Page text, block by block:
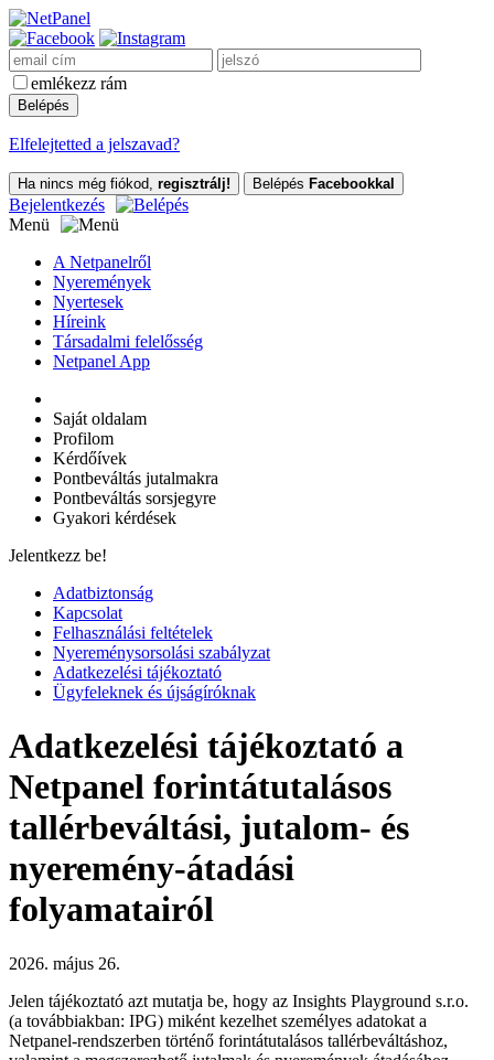
emlékezz rám
Elfelejtetted a jelszavad?
Ha nincs még fiókod, regisztrálj! Belépés Facebookkal
Bejelentkezés
Menü
A Netpanelről
Nyeremények
Nyertesek
Híreink
Társadalmi felelősség
Netpanel App
Saját oldalam
Profilom
Kérdőívek
Pontbeváltás jutalmakra
Pontbeváltás sorsjegyre
Gyakori kérdések
Jelentkezz be!
Adatbiztonság
Kapcsolat
Felhasználási feltételek
Nyereménysorsolási szabályzat
Adatkezelési tájékoztató
Ügyfeleknek és újságíróknak
Adatkezelési tájékoztató a
Netpanel forintátutalásos
tallérbeváltási, jutalom- és
nyeremény-átadási
folyamatairól
2026. május 26.
Jelen tájékoztató azt mutatja be, hogy az Insights Playground s.r.o.
(a továbbiakban: IPG) miként kezelhet személyes adatokat a
Netpanel-rendszerben történő forintátutalásos tallérbeváltáshoz,